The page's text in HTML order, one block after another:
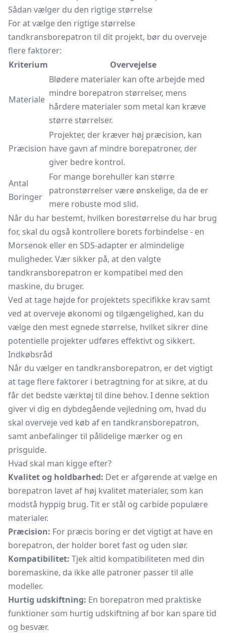
Sådan vælger du den rigtige størrelse
For at vælge den rigtige størrelse
tandkransborepatron til dit projekt, bør du overveje
flere faktorer:
Kriterium
Overvejelse
Materiale
Blødere materialer kan ofte arbejde med
mindre borepatron størrelser, mens
hårdere materialer som metal kan kræve
større størrelser.
Præcision
Projekter, der kræver høj præcision, kan
have gavn af mindre borepatroner, der
giver bedre kontrol.
Antal
Boringer
For mange borehuller kan større
patronstørrelser være ønskelige, da de er
mere robuste mod slid.
Når du har bestemt, hvilken borestørrelse du har brug
for, skal du også kontrollere borets forbindelse - en
Morsenok eller en SDS-adapter er almindelige
muligheder. Vær sikker på, at den valgte
tandkransborepatron er kompatibel med den
maskine, du bruger.
Ved at tage højde for projektets specifikke krav samt
ved at overveje økonomi og tilgængelighed, kan du
vælge den mest egnede størrelse, hvilket sikrer dine
potentielle projekter udføres effektivt og sikkert.
Indkøbsråd
Når du vælger en tandkransborepatron, er det vigtigt
at tage flere faktorer i betragtning for at sikre, at du
får det bedste værktøj til dine behov. I denne sektion
giver vi dig en dybdegående vejledning om, hvad du
skal overveje ved køb af en tandkransborepatron,
samt anbefalinger til pålidelige mærker og en
prisguide.
Hvad skal man kigge efter?
Kvalitet og holdbarhed: Det er afgørende at vælge en
borepatron lavet af høj kvalitet materialer, som kan
modstå hyppig brug. Tit er stål og carbide populære
materialer.
Præcision: For præcis boring er det vigtigt at have en
borepatron, der holder boret fast og uden slør.
Kompatibilitet: Tjek altid kompatibiliteten med din
boremaskine, da ikke alle patroner passer til alle
modeller.
Hurtig udskiftning: En borepatron med praktiske
funktioner som hurtig udskiftning af bor kan spare tid
og besvær.